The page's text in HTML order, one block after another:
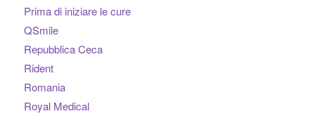
Prima di iniziare le cure
QSmile
Repubblica Ceca
Rident
Romania
Royal Medical